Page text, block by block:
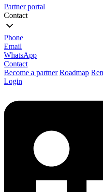
Partner portal
Contact
Phone
Email
WhatsApp
Contact
Become a partner Roadmap
Login